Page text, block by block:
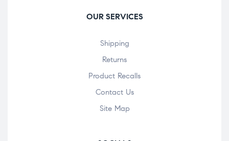
OUR SERVICES
Shipping
Returns
Product Recalls
Contact Us
Site Map